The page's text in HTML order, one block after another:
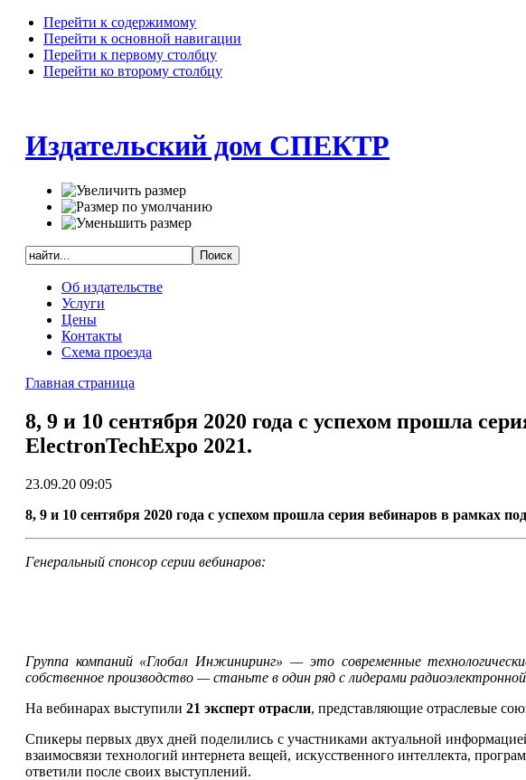
Перейти к содержимому
Перейти к основной навигации
Перейти к первому столбцу
Перейти ко второму столбцу
Издательский дом СПЕКТР
Об издательстве
Услуги
Цены
Контакты
Схема проезда
Главная страница
8, 9 и 10 сентября 2020 года с успехом прошла
ElectronTechExpo 2021.
23.09.20 09:05
8, 9 и 10 сентября 2020 года с успехом прошла серия вебинаров в рамках
Генеральный спонсор серии вебинаров:
Группа компаний «Глобал Инжиниринг» — это современные
собственное производство — станьте в один ряд с лидерами
На вебинарах выступили 21 эксперт отрасли, представляющие отраслевые
Спикеры первых двух дней поделились с участниками актуальной
взаимосвязи технологий интернета вещей, искусственного интеллекта,
ответили после своих выступлений.